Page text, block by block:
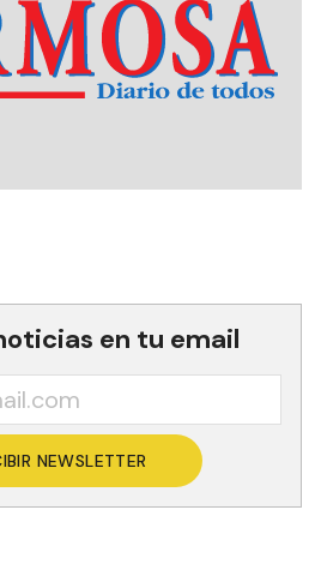
en tu email
NEWSLETTER